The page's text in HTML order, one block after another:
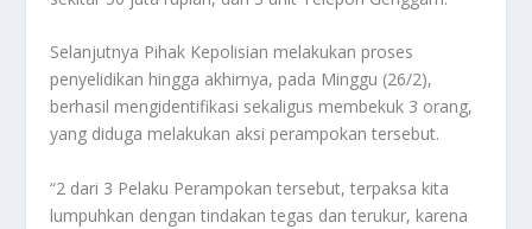
Selanjutnya Pihak Kepolisian melakukan proses
penyelidikan hingga akhirnya, pada Minggu (26/2),
berhasil mengidentifikasi sekaligus membekuk 3 orang,
yang diduga melakukan aksi perampokan tersebut.
“2 dari 3 Pelaku Perampokan tersebut, terpaksa kita
lumpuhkan dengan tindakan tegas dan terukur, karena